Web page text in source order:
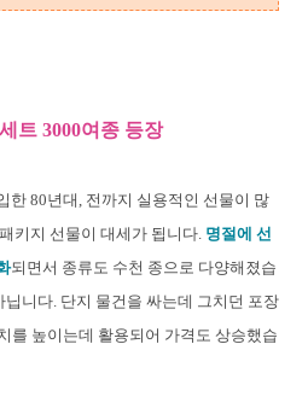
트 3000여종 등장
한 80년대, 전까지 실용적인 선물이 많
키지 선물이 대세가 됩니다. 명절에 선
되면서 종류도 수천 종으로 다양해졌습
니다. 단지 물건을 싸는데 그치던 포장
를 높이는데 활용되어 가격도 상승했습